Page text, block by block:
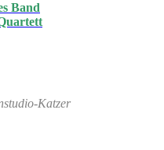
Band
Katzer